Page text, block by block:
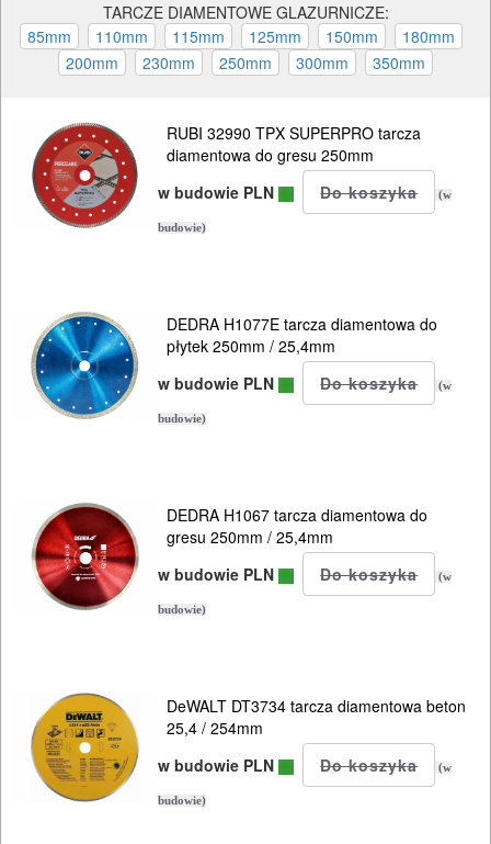
ELEKTRONARZĘDZIA
AKUMULATOROWE
TARCZE DIAMENTOWE GLAZURNICZE:
RUBI 32990 TPX SUPERPRO tarcza
diamentowa do gresu 250mm
w budowie PLN
(w
budowie)
DEDRA H1077E tarcza diamentowa do
płytek 250mm / 25,4mm
w budowie PLN
(w
budowie)
DEDRA H1067 tarcza diamentowa do
gresu 250mm / 25,4mm
w budowie PLN
(w
budowie)
DeWALT DT3734 tarcza diamentowa beton
25,4 / 254mm
w budowie PLN
(w
budowie)